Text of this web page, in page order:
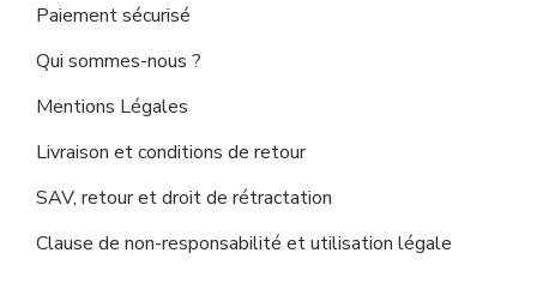
Paiement sécurisé
Qui sommes-nous ?
Mentions Légales
Livraison et conditions de retour
SAV, retour et droit de rétractation
Clause de non-responsabilité et utilisation légale